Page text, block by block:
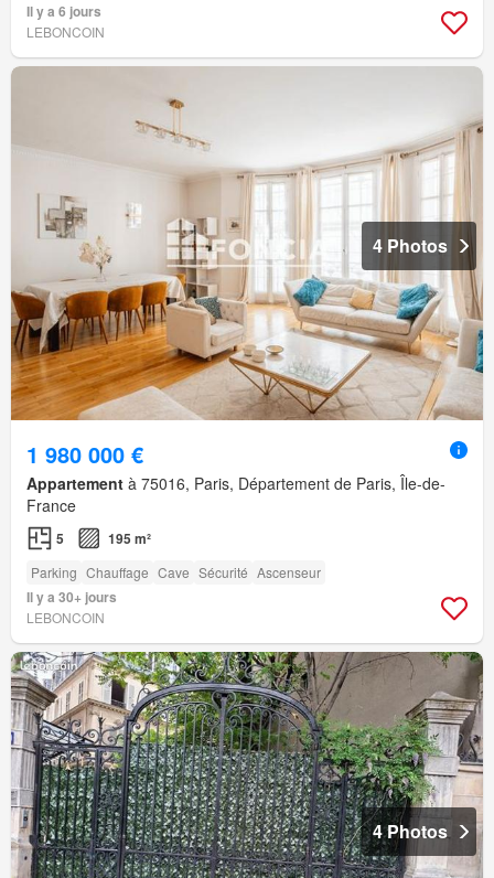
Il y a 6 jours
LEBONCOIN
4 Photos
1 980 000 €
Appartement à 75016, Paris, Département de Paris, Île-de-
France
5 195 m²
Parking Chauffage Cave Sécurité Ascenseur
Il y a 30+ jours
LEBONCOIN
4 Photos